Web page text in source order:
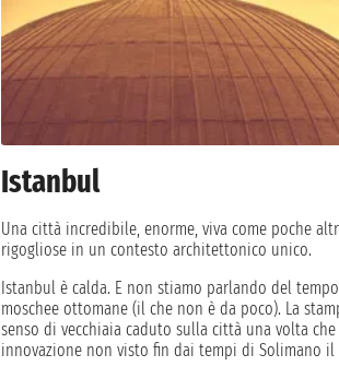
Istanbul
Una città incredibile, enorme, viva come poche
rigogliose in un contesto architettonico unico.
Istanbul è calda. E non stiamo parlando del
moschee ottomane (il che non è da poco). La
senso di vecchiaia caduto sulla città una volta
innovazione non visto fin dai tempi di Solimano il